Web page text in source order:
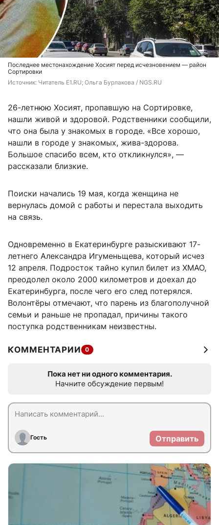
Последнее местонахождение Хосият перед исчезновением — район
Сортировки
Источник: Читатель E1.RU; Ольга Бурлакова / NGS.RU
26-летнюю Хосият, пропавшую на Сортировке,
нашли живой и здоровой. Родственники сообщили,
что она была у знакомых в городе. «Все хорошо,
нашли в городе у знакомых, жива-здорова.
Большое спасибо всем, кто откликнулся», —
рассказали близкие.
Поиски начались 19 мая, когда женщина не
вернулась домой с работы и перестала выходить
на связь.
Одновременно в Екатеринбурге разыскивают 17-
летнего Александра Игуменьщева, который исчез
12 апреля. Подросток тайно купил билет из ХМАО,
преодолел около 2000 километров и доехал до
Екатеринбурга, после чего его след потерялся.
Волонтёры отмечают, что парень из благополучной
семьи и раньше не пропадал, причины такого
поступка родственникам неизвестны.
КОММЕНТАРИИ 0
Пока нет ни одного комментария.
Начните обсуждение первым!
Гость Отправить